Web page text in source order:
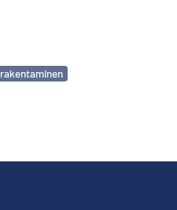
rakentaminen